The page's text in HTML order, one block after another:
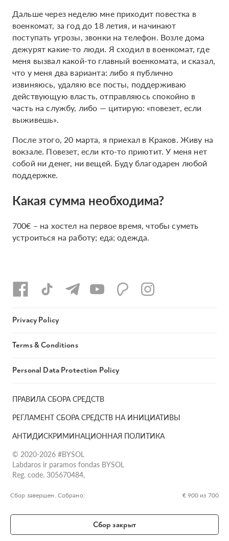
Дальше через неделю мне приходит повестка в
военкомат, за год до 18 летия, и начинают
поступать угрозы, звонки на телефон. Возле дома
дежурят какие-то люди. Я сходил в военкомат, где
меня вызвал какой-то главный военкомата, и сказал,
что у меня два варианта: либо я публично
извиняюсь, удаляю все посты, поддерживаю
действующую власть, отправляюсь спокойно в
часть на службу, либо — цитирую: «повезет, если
выживешь».
После этого, 20 марта, я приехал в Краков. Живу на
вокзале. Повезет, если кто-то приютит. У меня нет
собой ни денег, ни вещей. Буду благодарен любой
поддержке.
Какая сумма необходима?
700€ – на хостел на первое время, чтобы суметь
устроиться на работу; еда; одежда.
Сбор завершен. Собрано: € 900 из 700
Сбор закрыт
ПРАВИЛА СБОРА СРЕДСТВ
РЕГЛАМЕНТ СБОРА СРЕДСТВ НА ИНИЦИАТИВЫ
АНТИДИСКРИМИНАЦИОННАЯ ПОЛИТИКА
© 2020-2026 #BYSOL
Labdaros ir paramos fondas BYSOL
Reg. code. 305670484,
g.17-1, LT-13253
SWIFT kodas HABALT22
Privacy Policy
Terms & Conditions
Personal Data Protection Policy